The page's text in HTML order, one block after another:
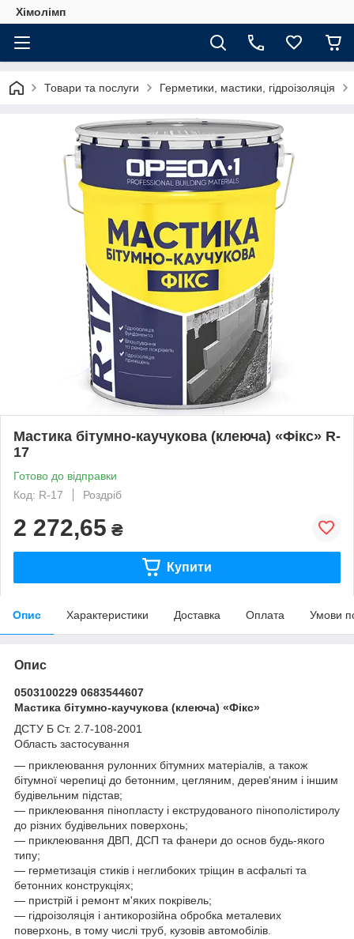
Хімолімп
Товари та послуги Герметики, мастики, гідроізоляція
Мастика бітумно-каучукова (клеюча) «Фікс» R-
17
Готово до відправки
Код: R-17
Роздріб
2 272,65 ₴
Купити
Опис Характеристики Доставка Оплата Умови
Опис
0503100229 0683544607
Мастика бітумно-каучукова (клеюча) «Фікс»
ДСТУ Б Ст. 2.7-108-2001
Область застосування
— приклеювання рулонних бітумних матеріалів, а також
бітумної черепиці до бетонним, цегляним, дерев'яним і іншим
будівельним підстав;
— приклеювання пінопласту і екструдованого пінополістиролу
до різних будівельних поверхонь;
— приклеювання ДВП, ДСП та фанери до основ будь-якого
типу;
— герметизація стиків і неглибоких тріщин в асфальті та
бетонних конструкціях;
— пристрій і ремонт м'яких покрівель;
— гідроізоляція і антикорозійна обробка металевих
поверхонь, в тому числі труб, кузовів автомобілів.